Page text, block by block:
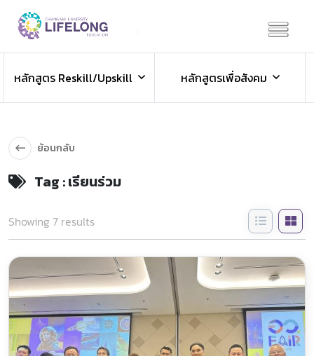
ข่าวประชาสัมพันธ์
ข่าวสารองค์กร ข่าวสารกิจกรรม
หลักสูตร Reskill/Upskill
หลักสูตรเพื่อสังคม
ย้อนกลับ
Tag : เรียนร่วม
Showing 7 results